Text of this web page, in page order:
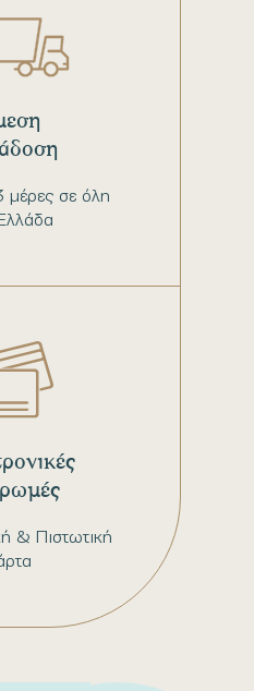
σε όλη
& Πιστωτική